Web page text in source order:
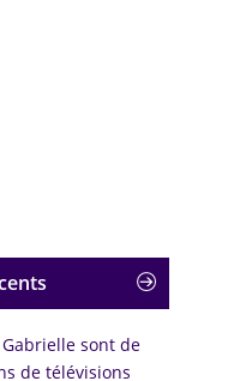
sont de
de télévisions